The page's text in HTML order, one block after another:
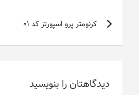
راهبری
نوشتهکرنومتر پرو اسپورتز کد 01
دیدگاهتان را بنویسید